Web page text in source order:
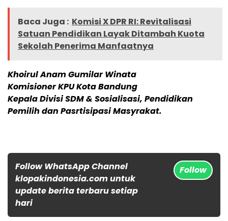
Baca Juga : Komisi X DPR RI: Revitalisasi
Satuan Pendidikan Layak Ditambah Kuota
Sekolah Penerima Manfaatnya
Khoirul Anam Gumilar Winata
Komisioner KPU Kota Bandung
Kepala Divisi SDM & Sosialisasi, Pendidikan
Pemilih dan Pasrtisipasi Masyrakat.
Follow WhatsApp Channel
klopakindonesia.com untuk
update berita terbaru setiap
hari
Follow